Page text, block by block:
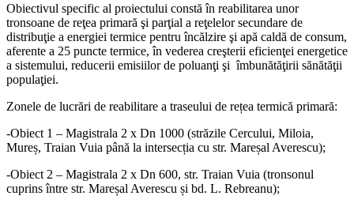
Obiectivul specific al proiectului constă în reabilitarea unor
tronsoane de reţea primară şi parţial a reţelelor secundare de
distribuţie a energiei termice pentru încălzire şi apă caldă de consum,
aferente a 25 puncte termice, în vederea creşterii eficienţei energetice
a sistemului, reducerii emisiilor de poluanţi şi îmbunătăţirii sănătăţii
populaţiei.
Zonele de lucrări de reabilitare a traseului de rețea termică primară:
-Obiect 1 – Magistrala 2 x Dn 1000 (străzile Cercului, Miloia,
Mureș, Traian Vuia până la intersecția cu str. Mareșal Averescu);
-Obiect 2 – Magistrala 2 x Dn 600, str. Traian Vuia (tronsonul
cuprins între str. Mareșal Averescu și bd. L. Rebreanu);